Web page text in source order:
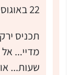
22 באוגוסט 2024 בשעה 14:11
תכניס
שעות...